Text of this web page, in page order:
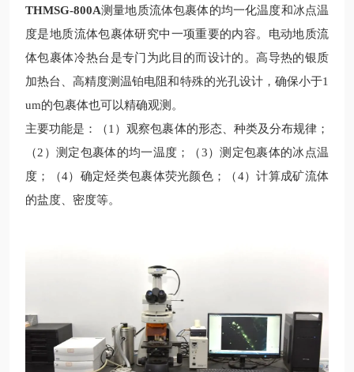
THMSG-800A测量地质流体包裹体的均一化温度和冰点温
度是地质流体包裹体研究中一项重要的内容。电动地质流
体包裹体冷热台是专门为此目的而设计的。高导热的银质
加热台、高精度测温铂电阻和特殊的光孔设计，确保小于1
um的包裹体也可以精确观测。
主要功能是：（1）观察包裹体的形态、种类及分布规律；
（2）测定包裹体的均一温度；（3）测定包裹体的冰点温
度；（4）确定烃类包裹体荧光颜色；（4）计算成矿流体
的盐度、密度等。